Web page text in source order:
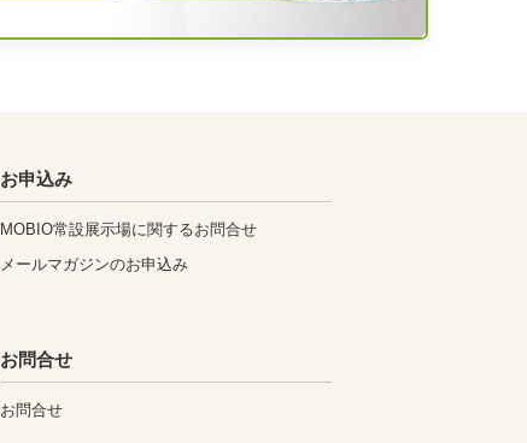
お申込み
MOBIO常設展示場に関するお問合せ
メールマガジンのお申込み
お問合せ
お問合せ